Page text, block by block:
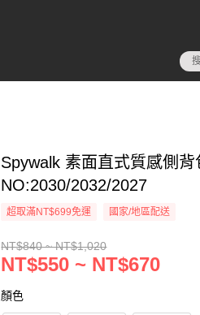
Spywalk 素面直式質感側背
NO:2030/2032/2027
超取滿NT$699免運 國家/地區配送
NT$840 ~ NT$1,020
NT$550 ~ NT$670
顏色